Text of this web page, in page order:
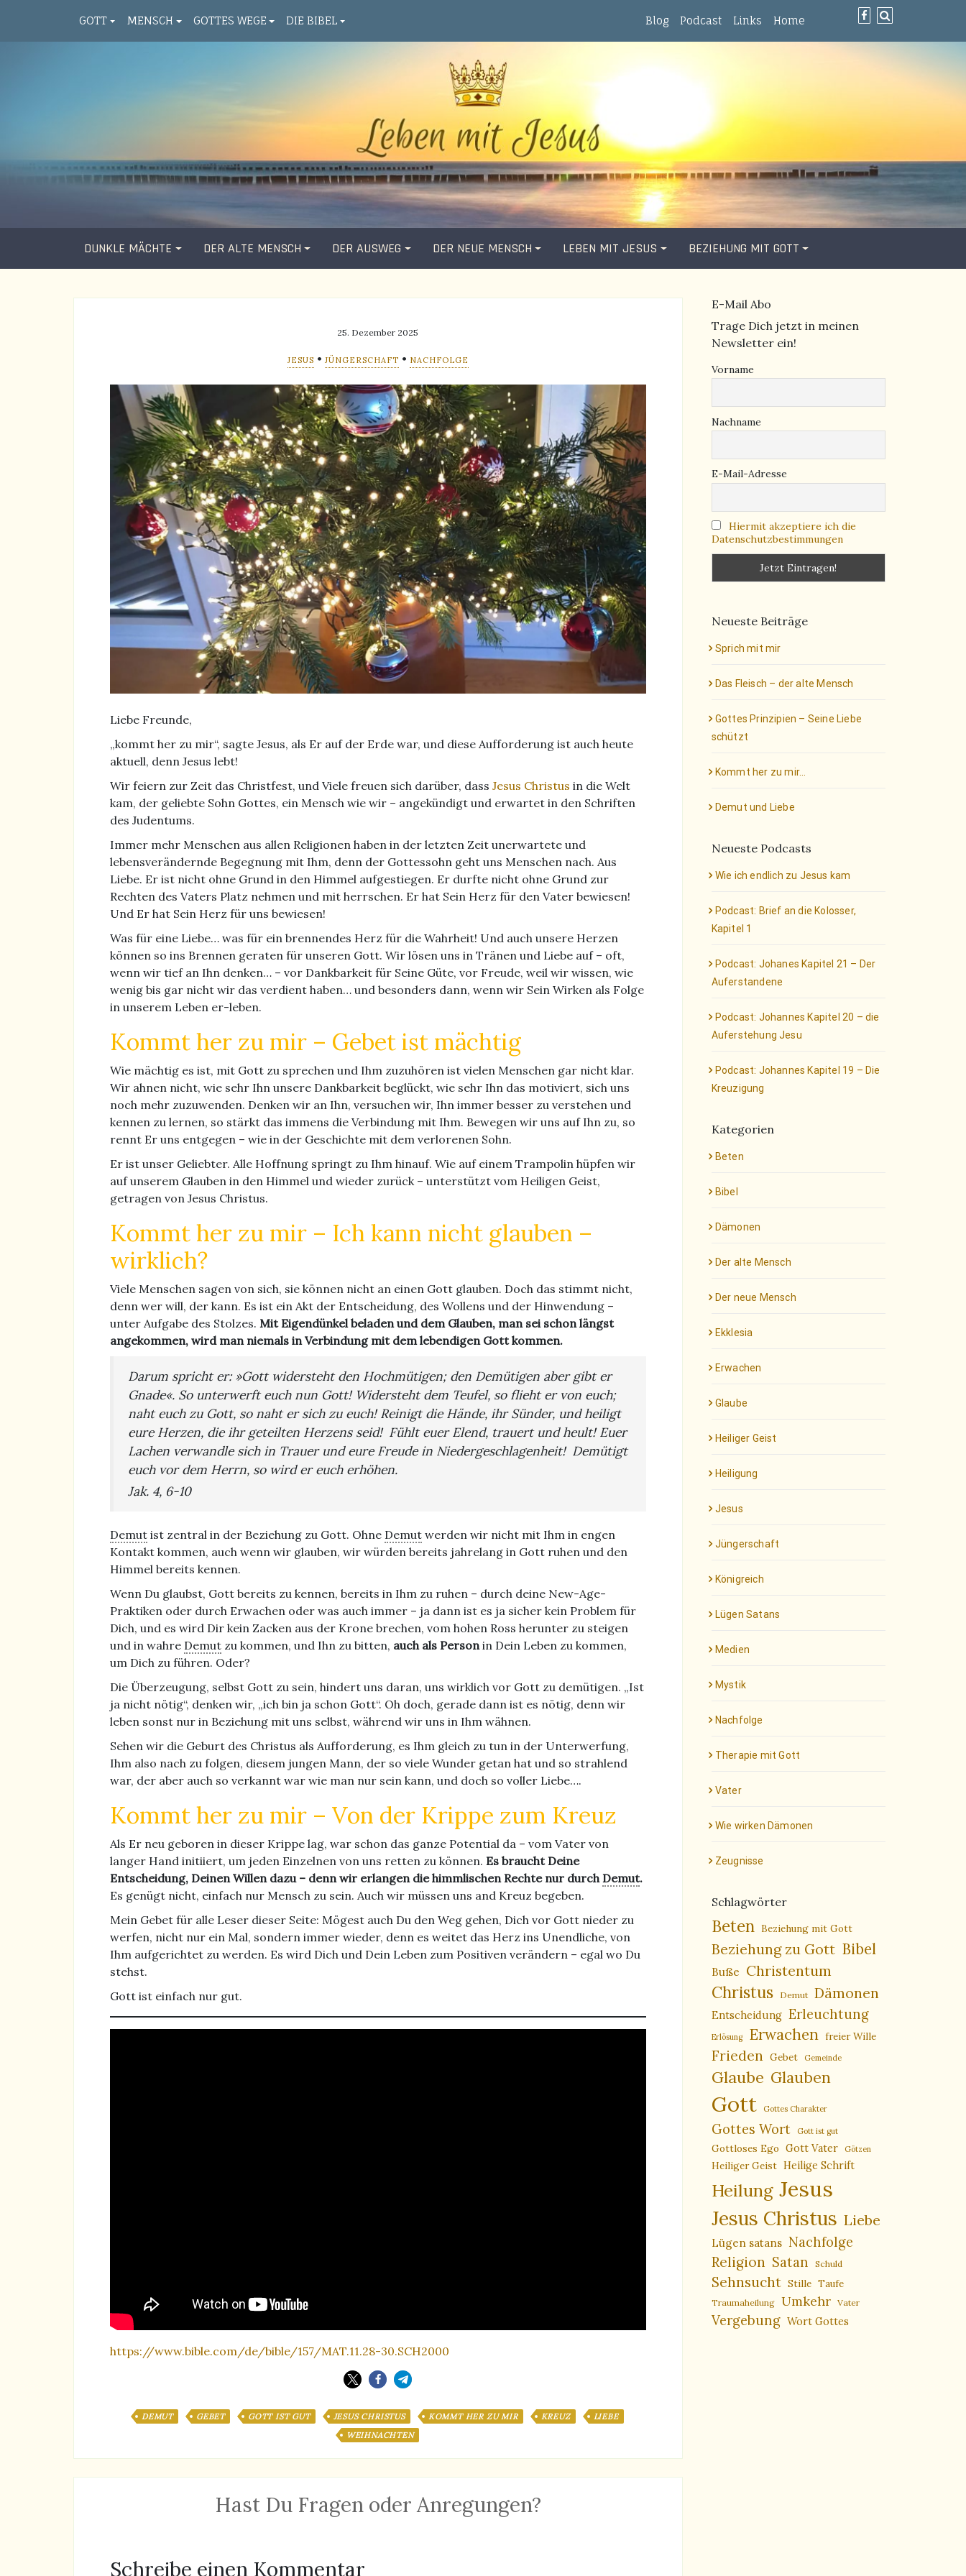
GOTT MENSCH GOTTES WEGE DIE BIBEL Blog Podcast Links Home
DUNKLE MÄCHTE DER ALTE MENSCH DER AUSWEG DER NEUE MENSCH LEBEN MIT JESUS BEZIEHUNG MIT GOTT
25. Dezember 2025
JESUS • JÜNGERSCHAFT • NACHFOLGE
Liebe Freunde,
„kommt her zu mir“, sagte Jesus, als Er auf der Erde war, und diese Aufforderung ist auch heute
aktuell, denn Jesus lebt!
Wir feiern zur Zeit das Christfest, und Viele freuen sich darüber, dass Jesus Christus in die Welt
kam, der geliebte Sohn Gottes, ein Mensch wie wir – angekündigt und erwartet in den Schriften
des Judentums.
Immer mehr Menschen aus allen Religionen haben in der letzten Zeit unerwartete und
lebensverändernde Begegnung mit Ihm, denn der Gottessohn geht uns Menschen nach. Aus
Liebe. Er ist nicht ohne Grund in den Himmel aufgestiegen. Er durfte nicht ohne Grund zur
Rechten des Vaters Platz nehmen und mit herrschen. Er hat Sein Herz für den Vater bewiesen!
Und Er hat Sein Herz für uns bewiesen!
Was für eine Liebe… was für ein brennendes Herz für die Wahrheit! Und auch unsere Herzen
können so ins Brennen geraten für unseren Gott. Wir lösen uns in Tränen und Liebe auf – oft,
wenn wir tief an Ihn denken… – vor Dankbarkeit für Seine Güte, vor Freude, weil wir wissen, wie
wenig bis gar nicht wir das verdient haben… und besonders dann, wenn wir Sein Wirken als Folge
in unserem Leben er-leben.
Kommt her zu mir – Gebet ist mächtig
Wie mächtig es ist, mit Gott zu sprechen und Ihm zuzuhören ist vielen Menschen gar nicht klar.
Wir ahnen nicht, wie sehr Ihn unsere Dankbarkeit beglückt, wie sehr Ihn das motiviert, sich uns
noch mehr zuzuwenden. Denken wir an Ihn, versuchen wir, Ihn immer besser zu verstehen und
kennen zu lernen, so stärkt das immens die Verbindung mit Ihm. Bewegen wir uns auf Ihn zu, so
rennt Er uns entgegen – wie in der Geschichte mit dem verlorenen Sohn.
Er ist unser Geliebter. Alle Hoffnung springt zu Ihm hinauf. Wie auf einem Trampolin hüpfen wir
auf unserem Glauben in den Himmel und wieder zurück – unterstützt vom Heiligen Geist,
getragen von Jesus Christus.
Kommt her zu mir – Ich kann nicht glauben –
wirklich?
Viele Menschen sagen von sich, sie können nicht an einen Gott glauben. Doch das stimmt nicht,
denn wer will, der kann. Es ist ein Akt der Entscheidung, des Wollens und der Hinwendung –
unter Aufgabe des Stolzes. Mit Eigendünkel beladen und dem Glauben, man sei schon längst
angekommen, wird man niemals in Verbindung mit dem lebendigen Gott kommen.
Darum spricht er: »Gott widersteht den Hochmütigen; den Demütigen aber gibt er
Gnade«. So unterwerft euch nun Gott! Widersteht dem Teufel, so flieht er von euch;
naht euch zu Gott, so naht er sich zu euch! Reinigt die Hände, ihr Sünder, und heiligt
eure Herzen, die ihr geteilten Herzens seid! Fühlt euer Elend, trauert und heult! Euer
Lachen verwandle sich in Trauer und eure Freude in Niedergeschlagenheit! Demütigt
euch vor dem Herrn, so wird er euch erhöhen.
Jak. 4, 6-10
Demut ist zentral in der Beziehung zu Gott. Ohne Demut werden wir nicht mit Ihm in engen
Kontakt kommen, auch wenn wir glauben, wir würden bereits jahrelang in Gott ruhen und den
Himmel bereits kennen.
Wenn Du glaubst, Gott bereits zu kennen, bereits in Ihm zu ruhen – durch deine New-Age-
Praktiken oder durch Erwachen oder was auch immer – ja dann ist es ja sicher kein Problem für
Dich, und es wird Dir kein Zacken aus der Krone brechen, vom hohen Ross herunter zu steigen
und in wahre Demut zu kommen, und Ihn zu bitten, auch als Personin Dein Leben zu kommen,
um Dich zu führen. Oder?
Die Überzeugung, selbst Gott zu sein, hindert uns daran, uns wirklich vor Gott zu demütigen. „Ist
ja nicht nötig“, denken wir, „ich bin ja schon Gott“. Oh doch, gerade dann ist es nötig, denn wir
leben sonst nur in Beziehung mit uns selbst, während wir uns in Ihm wähnen.
Sehen wir die Geburt des Christus als Aufforderung, es Ihm gleich zu tun in der Unterwerfung,
Ihm also nach zu folgen, diesem jungen Mann, der so viele Wunder getan hat und so strahlend
war, der aber auch so verkannt war wie man nur sein kann, und doch so voller Liebe….
Kommt her zu mir – Von der Krippe zum Kreuz
Als Er neu geboren in dieser Krippe lag, war schon das ganze Potential da – vom Vater von
langer Hand initiiert, um jeden Einzelnen von uns retten zu können. Es braucht Deine
Entscheidung, Deinen Willen dazu – denn wir erlangen die himmlischen Rechte nur durchDemut.
Es genügt nicht, einfach nur Mensch zu sein. Auch wir müssen uns and Kreuz begeben.
Mein Gebet für alle Leser dieser Seite: Mögest auch Du den Weg gehen, Dich vor Gott nieder zu
werfen, nicht nur ein Mal, sondern immer wieder, denn es weitet das Herz ins Unendliche, von
Ihm aufgerichtet zu werden. Es wird Dich und Dein Leben zum Positiven verändern – egal wo Du
stehst.
Gott ist einfach nur gut.
https://www.bible.com/de/bible/157/MAT.11.28-30.SCH2000
DEMUT GEBET GOTT IST GUT JESUS CHRISTUS KOMMT HER ZU MIR KREUZ
LIEBE
WEIHNACHTEN
Hast Du Fragen oder Anregungen?
Schreibe einen Kommentar
E-Mail Abo
Trage Dich jetzt in meinen
Newsletter ein!
Vorname
Nachname
E-Mail-Adresse
Hiermit akzeptiere ich die
Datenschutzbestimmungen
Neueste Beiträge
Sprich mit mir
Das Fleisch – der alte Mensch
Gottes Prinzipien – Seine Liebe
schützt
Kommt her zu mir…
Demut und Liebe
Neueste Podcasts
Wie ich endlich zu Jesus kam
Podcast: Brief an die Kolosser,
Kapitel 1
Podcast: Johanes Kapitel 21 – Der
Auferstandene
Podcast: Johannes Kapitel 20 – die
Auferstehung Jesu
Podcast: Johannes Kapitel 19 – Die
Kreuzigung
Kategorien
Beten
Bibel
Dämonen
Der alte Mensch
Der neue Mensch
Ekklesia
Erwachen
Glaube
Heiliger Geist
Heiligung
Jesus
Jüngerschaft
Königreich
Lügen Satans
Medien
Mystik
Nachfolge
Therapie mit Gott
Vater
Wie wirken Dämonen
Zeugnisse
Schlagwörter
Beten Beziehung mit Gott
Beziehung zu Gott Bibel
Buße Christentum
Christus Demut Dämonen
Entscheidung Erleuchtung
Erlösung Erwachen freier Wille
Frieden Gebet Gemeinde
Glaube Glauben
Gott Gottes Charakter
Gottes Wort Gott ist gut
Gottloses Ego Gott Vater Götzen
Heiliger Geist Heilige Schrift
Heilung Jesus
Jesus Christus Liebe
Lügen satans Nachfolge
Religion Satan Schuld
Sehnsucht Stille Taufe
Traumaheilung Umkehr Vater
Vergebung Wort Gottes